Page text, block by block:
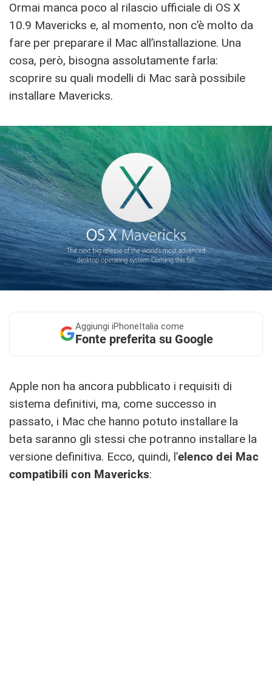
Ormai manca poco al rilascio ufficiale di OS X
10.9 Mavericks e, al momento, non c’è molto da
fare per preparare il Mac all’installazione. Una
cosa, però, bisogna assolutamente farla:
scoprire su quali modelli di Mac sarà possibile
installare Mavericks.
Aggiungi iPhoneItalia come
Fonte preferita su Google
Apple non ha ancora pubblicato i requisiti di
sistema definitivi, ma, come successo in
passato, i Mac che hanno potuto installare la
beta saranno gli stessi che potranno installare la
versione definitiva. Ecco, quindi, l’elenco dei Mac
compatibili con Mavericks: